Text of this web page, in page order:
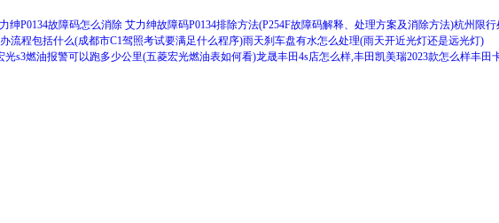
绅P0134故障码怎么消除 艾力绅故障码P0134排除方法(P254F故障码解释、处理方案及消除方法)杭州限
流程包括什么(成都市C1驾照考试要满足什么程序)雨天刹车盘有水怎么处理(雨天开近光灯还是远光灯)
光s3燃油报警可以跑多少公里(五菱宏光燃油表如何看)龙晟丰田4s店怎么样,丰田凯美瑞2023款怎么样丰田